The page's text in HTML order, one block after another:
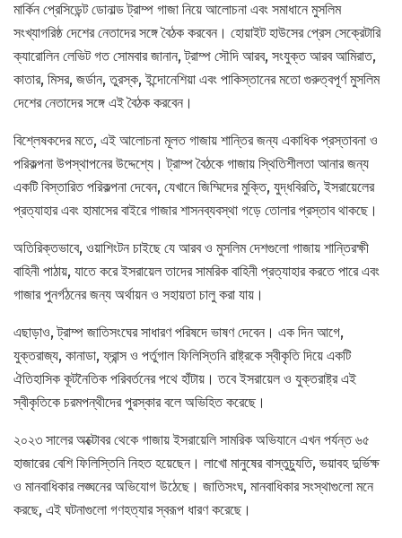
মার্কিন প্রেসিডেন্ট ডোনাল্ড ট্রাম্প গাজা নিয়ে আলোচনা এবং সমাধানে মুসলিম
সংখ্যাগরিষ্ঠ দেশের নেতাদের সঙ্গে বৈঠক করবেন। হোয়াইট হাউসের প্রেস সেক্রেটারি
ক্যারোলিন লেভিট গত সোমবার জানান, ট্রাম্প সৌদি আরব, সংযুক্ত আরব আমিরাত,
কাতার, মিসর, জর্ডান, তুরস্ক, ইন্দোনেশিয়া এবং পাকিস্তানের মতো গুরুত্বপূর্ণ মুসলিম
দেশের নেতাদের সঙ্গে এই বৈঠক করবেন।
বিশ্লেষকদের মতে, এই আলোচনা মূলত গাজায় শান্তির জন্য একাধিক প্রস্তাবনা ও
পরিকল্পনা উপস্থাপনের উদ্দেশ্যে। ট্রাম্প বৈঠকে গাজায় স্থিতিশীলতা আনার জন্য
একটি বিস্তারিত পরিকল্পনা দেবেন, যেখানে জিম্মিদের মুক্তি, যুদ্ধবিরতি, ইসরায়েলের
প্রত্যাহার এবং হামাসের বাইরে গাজার শাসনব্যবস্থা গড়ে তোলার প্রস্তাব থাকছে।
অতিরিক্তভাবে, ওয়াশিংটন চাইছে যে আরব ও মুসলিম দেশগুলো গাজায় শান্তিরক্ষী
বাহিনী পাঠায়, যাতে করে ইসরায়েল তাদের সামরিক বাহিনী প্রত্যাহার করতে পারে এবং
গাজার পুনর্গঠনের জন্য অর্থায়ন ও সহায়তা চালু করা যায়।
এছাড়াও, ট্রাম্প জাতিসংঘের সাধারণ পরিষদে ভাষণ দেবেন। এক দিন আগে,
যুক্তরাজ্য, কানাডা, ফ্রান্স ও পর্তুগাল ফিলিস্তিনি রাষ্ট্রকে স্বীকৃতি দিয়ে একটি
ঐতিহাসিক কূটনৈতিক পরিবর্তনের পথে হাঁটায়। তবে ইসরায়েল ও যুক্তরাষ্ট্র এই
স্বীকৃতিকে চরমপন্থীদের পুরস্কার বলে অভিহিত করেছে।
২০২৩ সালের অক্টোবর থেকে গাজায় ইসরায়েলি সামরিক অভিযানে এখন পর্যন্ত ৬৫
হাজারের বেশি ফিলিস্তিনি নিহত হয়েছেন। লাখো মানুষের বাস্তুচ্যুতি, ভয়াবহ দুর্ভিক্ষ
ও মানবাধিকার লঙ্ঘনের অভিযোগ উঠেছে। জাতিসংঘ, মানবাধিকার সংস্থাগুলো মনে
করছে, এই ঘটনাগুলো গণহত্যার স্বরূপ ধারণ করেছে।